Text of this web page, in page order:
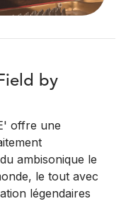
by
offre une
ambisonique le
le tout avec
légendaires